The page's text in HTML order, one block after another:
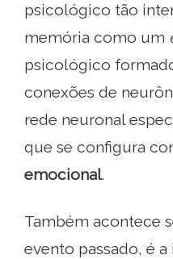
psicológico tão
memória como um
psicológico
conexões de
rede neuronal
que se configura
emocional.
Também acontece
evento passado, é